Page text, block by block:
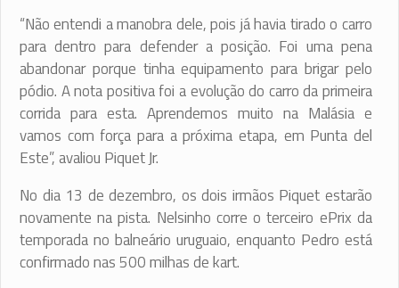
“Não entendi a manobra dele, pois já havia tirado o carro
para dentro para defender a posição. Foi uma pena
abandonar porque tinha equipamento para brigar pelo
pódio. A nota positiva foi a evolução do carro da primeira
corrida para esta. Aprendemos muito na Malásia e
vamos com força para a próxima etapa, em Punta del
Este”, avaliou Piquet Jr.
No dia 13 de dezembro, os dois irmãos Piquet estarão
novamente na pista. Nelsinho corre o terceiro ePrix da
temporada no balneário uruguaio, enquanto Pedro está
confirmado nas 500 milhas de kart.